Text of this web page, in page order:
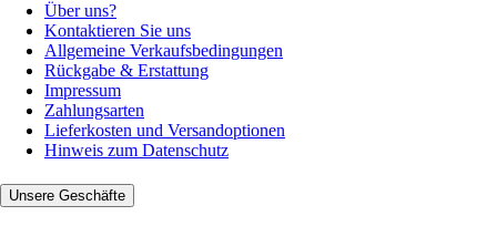
Über uns?
Kontaktieren Sie uns
Allgemeine Verkaufsbedingungen
Rückgabe & Erstattung
Impressum
Zahlungsarten
Lieferkosten und Versandoptionen
Hinweis zum Datenschutz
Unsere Geschäfte